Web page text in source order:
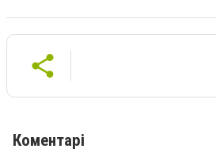
Коментарі